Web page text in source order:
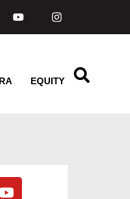
EQUITY